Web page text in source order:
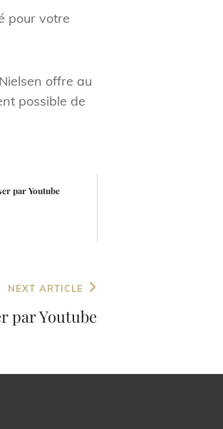
pour votre
offre au
possible de
par Youtube
NEXT ARTICLE
par Youtube